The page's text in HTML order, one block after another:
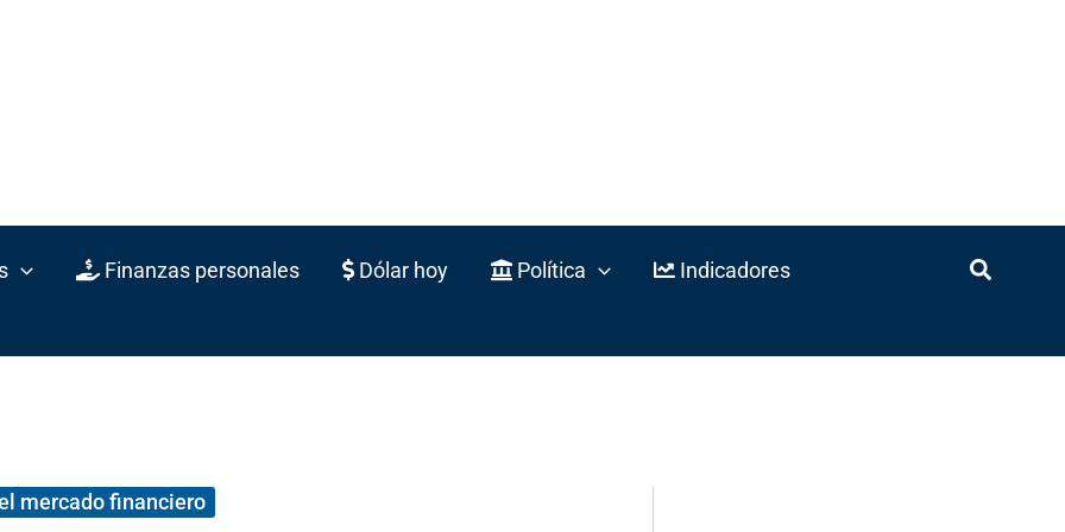
Finanzas personales Dólar hoy Política Indicadores
mercado financiero